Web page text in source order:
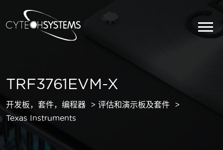
TRF3761EVM-X
开发板，套件，编程器
评估和演示板及套件
Texas Instruments